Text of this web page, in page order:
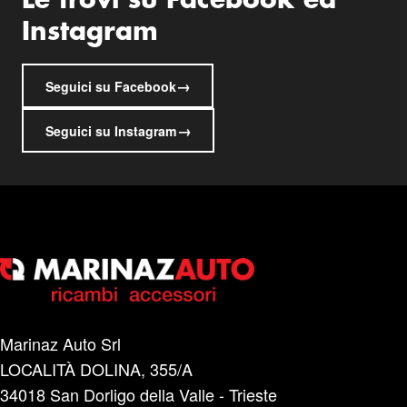
V574151 MERCEDES R-Class (W251) 10/05>07/13
V574327 V574151 NISSAN Juke 1 10/10>05/17 V574141
V574158 V574196 V574151 NISSAN Juke 1 06/17>
V577946 V574151 NISSAN Juke 2 11/19> V574151
NISSAN Micra 3/5p 01/03>05/05 V574150 V574156
V574129 V574151 NISSAN Pulsar 09/14> V574663
V574151 NISSAN Qashqai 02/14> V574145 V574147
(A) Sports Tourer sw 03/09>03/17 V574141 V574129
V574151 OPEL Vivaro (C) P. post. a battuta/Splitted rear
09/19> V577904 V574151 OPEL Zafira Life (D) P. post. a
1007 05/05> V574141 V574129 V574151 PEUGEOT 207
SW 07/07>05/13 V574324 V574151 PEUGEOT 208 / e-
208 10/19> V574645 V574151 PEUGEOT 2008 (2) 01/20>
Instagram
Seguici su Facebook→
Seguici su Instagram→
Marinaz Auto Srl
LOCALITÀ DOLINA, 355/A
34018 San Dorligo della Valle - Trieste